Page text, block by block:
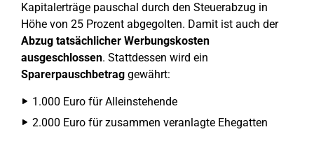
Kapitalerträge pauschal durch den Steuerabzug in
Höhe von 25 Prozent abgegolten. Damit ist auch der
Abzug tatsächlicher Werbungskosten
ausgeschlossen. Stattdessen wird ein
Sparerpauschbetrag gewährt:
1.000 Euro für Alleinstehende
2.000 Euro für zusammen veranlagte Ehegatten